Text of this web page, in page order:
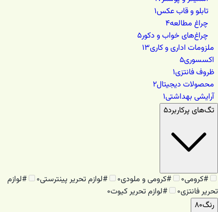
تابلو و قاب عکس۱
چراغ مطالعه۴
چراغ‌های خواب و دکور۵
ملزومات اداری و کاری۱۳
اکسسوری۵
ظروف فانتزی۱
محصولات دیجیتال۲
آرایشی بهداشتی۱
تگ‌های پرکاربرد۵
#کرومی۰ #کرومی و ملودی۰ #لوازم تحریر پینترستی۰ #لوازم
تحریر فانتزی۰ #لوازم تحریر کیوت۰
رنگ۸۰